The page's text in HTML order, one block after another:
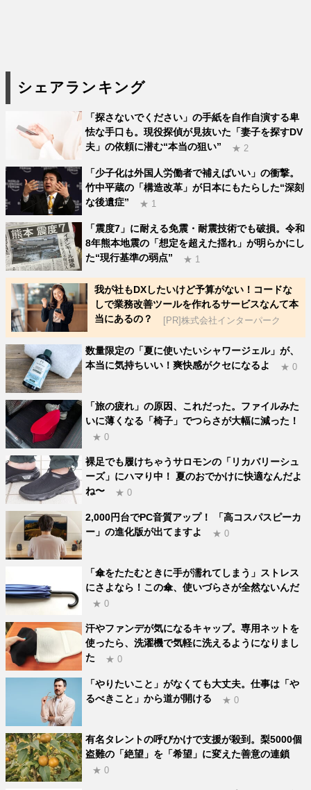
シェアランキング
「探さないでください」の手紙を自作自演する卑
怯な手口も。現役探偵が見抜いた「妻子を探すDV
夫」の依頼に潜む“本当の狙い”
★ 2
「少子化は外国人労働者で補えばいい」の衝撃。
竹中平蔵の「構造改革」が日本にもたらした“深刻
な後遺症”
★ 1
「震度7」に耐える免震・耐震技術でも破損。令和
8年熊本地震の「想定を超えた揺れ」が明らかにし
た“現行基準の弱点”
★ 1
我が社もDXしたいけど予算がない！コードな
しで業務改善ツールを作れるサービスなんて本
当にあるの？
[PR]株式会社インターパーク
数量限定の「夏に使いたいシャワージェル」が、
本当に気持ちいい！爽快感がクセになるよ
★ 0
「旅の疲れ」の原因、これだった。ファイルみた
いに薄くなる「椅子」でつらさが大幅に減った！
★ 0
裸足でも履けちゃうサロモンの「リカバリーシュ
ーズ」にハマり中！ 夏のおでかけに快適なんだよ
ね〜
★ 0
2,000円台でPC音質アップ！ 「高コスパスピーカ
ー」の進化版が出てますよ
★ 0
「傘をたたむときに手が濡れてしまう」ストレス
にさよなら！この傘、使いづらさが全然ないんだ
★ 0
汗やファンデが気になるキャップ。専用ネットを
使ったら、洗濯機で気軽に洗えるようになりまし
た
★ 0
「やりたいこと」がなくても大丈夫。仕事は「や
るべきこと」から道が開ける
★ 0
有名タレントの呼びかけで支援が殺到。梨5000個
盗難の「絶望」を「希望」に変えた善意の連鎖
★ 0